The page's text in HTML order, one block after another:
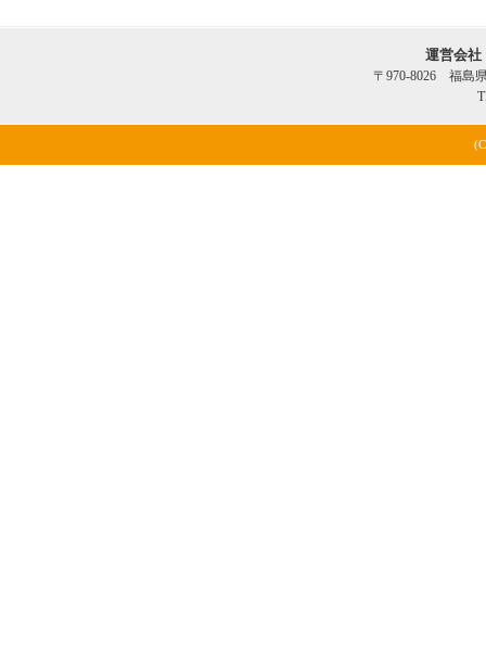
運営会
〒970-8026 福島